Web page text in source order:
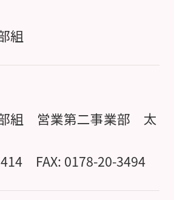
組
組 営業第二事業部 太
FAX: 0178-20-3494